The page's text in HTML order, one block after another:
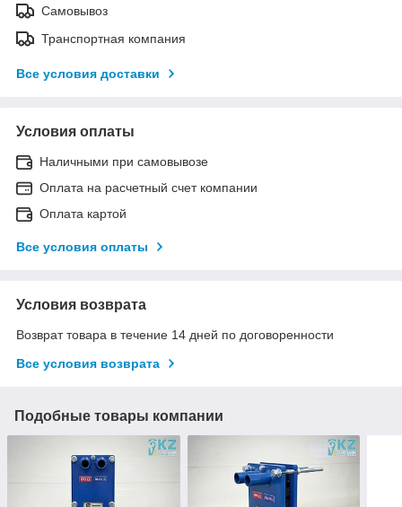
Самовывоз
Транспортная компания
Все условия доставки
Условия оплаты
Наличными при самовывозе
Оплата на расчетный счет компании
Оплата картой
Все условия оплаты
Условия возврата
Возврат товара в течение 14 дней по договоренности
Все условия возврата
Подобные товары компании